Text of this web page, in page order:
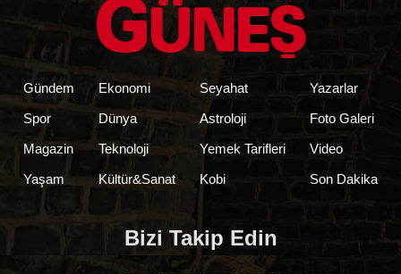
Gündem
Spor
Magazin
Yaşam
Ekonomi
Dünya
Teknoloji
Kültür&Sanat
Seyahat
Astroloji
Yemek Tarifleri
Kobi
Yazarlar
Foto Galeri
Video
Son Dakika
Bizi Takip Edin